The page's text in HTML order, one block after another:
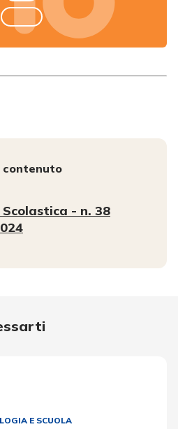
contenuto
- n. 38
E SCUOLA